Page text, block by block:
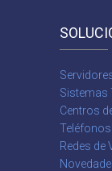
Sistemas
Centros
Redes de